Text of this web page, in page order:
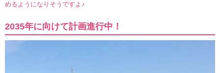
めるようになりそうですよ♪
2035年に向けて計画進行中！